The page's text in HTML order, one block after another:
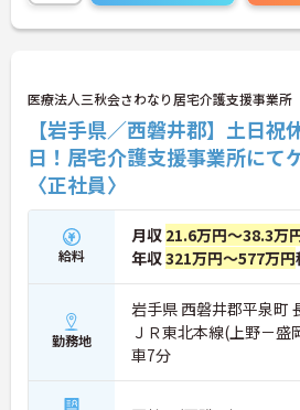
医療法人三秋会さわなり居宅介護支援事業所
【岩手県／西磐井郡】土日
日！居宅介護支援事業所にて
〈正社員〉
給料
月収 21.6万円～38.3万
年収321万円～577万円
勤務地
岩手県 西磐井郡平泉町
ＪＲ東北本線(上野－盛
車7分